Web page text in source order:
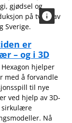
gjødsel og
på tvers av
Sverige.
er
– og i 3D
Hexagon hjelper
med å forvandle
til nye
ved hjelp av 3D-
sirkulære
Nå